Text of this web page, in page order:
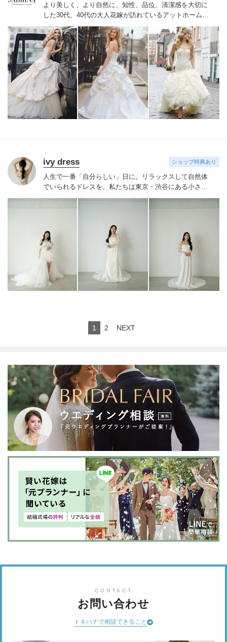
より美しく、より自然に、知性、品位、清潔感を大切に
した30代、40代の大人花嫁が訪れているアットホームな
ドレスサロンです。ドレス迷子の大人花嫁様が全国から
訪れています。憧れの”映画のヒロイン”に。洗練された
上品な大人花嫁姿。 花嫁ごとに異なる体型や雰囲気を考
慮しながら、似合うウエディングドレスをアドバイスさ
せていただきます。厳選された素材や、上質で贅沢なデ
ィテールがワンランク上の花嫁姿を演出します。
ivy dress ショップ特典あり
人生で一番「自分らしい」日に。
リラックスして自然体
でいられるドレスを。 私たちは東京・渋谷にある小さな
ドレスショップです。インポートドレスを中心に、シン
プルでエフォートレス、それでいて洗練されているドレ
1 2 NEXT
CONTACT
お問い合わせ
トキハナで相談できること